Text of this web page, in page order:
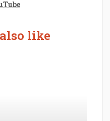
like